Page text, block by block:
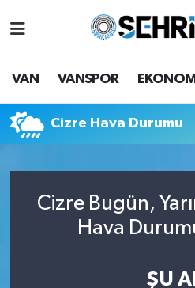
VAN VANSPOR
Cizre Hava Durumu
Cizre Bugün,
Hava
ŞU
Van Hava Durumu
Süper Lig Puan Durumu